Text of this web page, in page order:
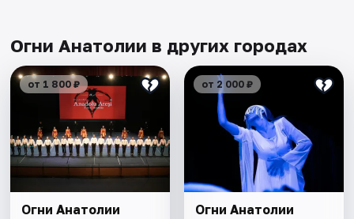
Огни Анатолии в других городах
от 1 800 ₽
Огни Анатолии
от 2 000 ₽
Огни Анатолии